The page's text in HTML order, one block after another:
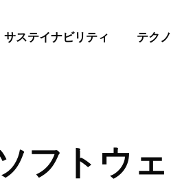
サステイナビリティ テク
フトウ